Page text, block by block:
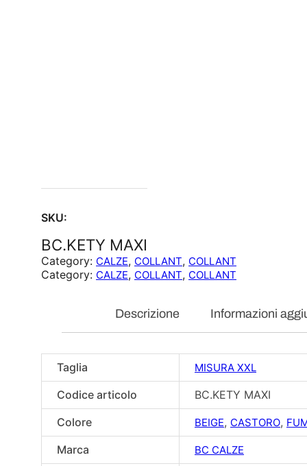
SKU:
BC.KETY MAXI
Category: CALZE, COLLANT, COLLANT
Category: CALZE, COLLANT, COLLANT
Descrizione Informazioni
Taglia MISURA XXL
Codice articolo
BC.KETY MAXI
Colore
BEIGE, CASTORO,
Marca BC CALZE